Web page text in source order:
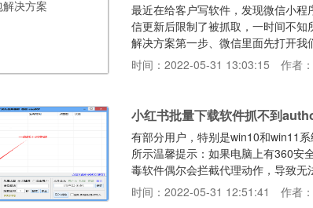
最近在给客户写软件，发现微信小
信更新后限制了被抓取，一时间不
解决方案第一步、微信里面先打开
到 WeChat Miniprogram
在的位置，打开后看下文件路径里
时间：2022-05-31 13:03:15 作者
小红书批量下载软件抓不到
有部分用户，特别是win10和win11
所示温馨提示：如果电脑上有360安
毒软件偶尔会拦截代理动作，导致
3.4.5.27版本的微信，测试是可以正
荐）：第一步、电脑微信上，打开
时间：2022-05-31 12:51:41 作者